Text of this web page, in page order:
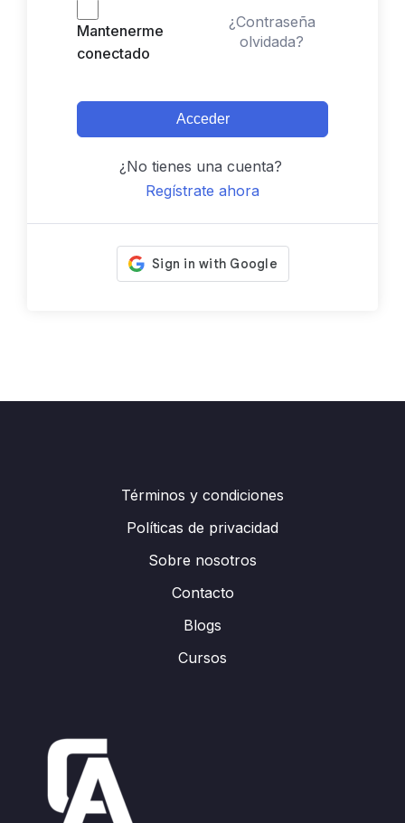
Mantenerme
conectado
¿Contraseña
olvidada?
Acceder
¿No tienes una cuenta?
Regístrate ahora
Términos y condiciones
Políticas de privacidad
Sobre nosotros
Contacto
Blogs
Cursos